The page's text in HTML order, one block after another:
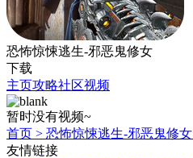
恐怖惊悚逃生-邪恶鬼修女
下载
主页攻略社区视频
暂时没有视频~
首页 > 恐怖惊悚逃生-邪恶鬼修女
友情链接